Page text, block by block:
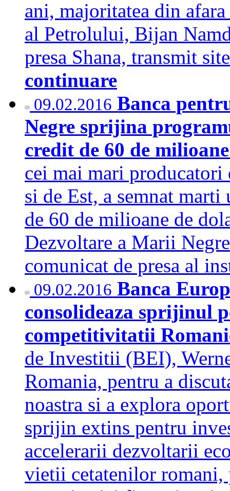
ani, majoritatea din
al Petrolului, Bijan
presa Shana, transmit
continuare
09.02.2016 Banca
Negre sprijina
credit de 60 de
cei mai mari
si de Est, a semnat
de 60 de milioane de
Dezvoltare a Marii
comunicat de presa al
09.02.2016 Banca
consolideaza sprijinul
competitivitatii
de Investitii (BEI),
Romania, pentru a
noastra si a explora
sprijin extins pentru
accelerarii dezvoltarii
vietii cetatenilor